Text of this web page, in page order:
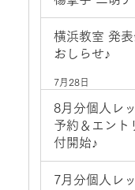
コンサート
横浜教室 発表
おしらせ♪
7月28日
8月分個人レ
予約＆エント
付開始♪
7月分個人レ